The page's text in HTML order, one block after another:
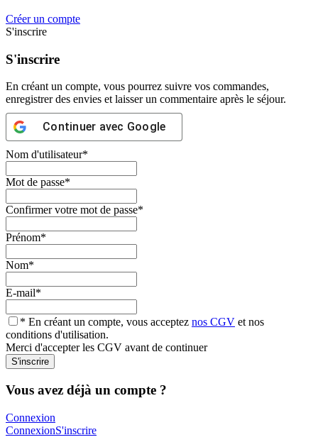
Créer un compte
S'inscrire
S'inscrire
En créant un compte, vous pourrez suivre vos commandes,
enregistrer des envies et laisser un commentaire après le séjour.
Continuer avec Google
Nom d'utilisateur*
Mot de passe*
Confirmer votre mot de passe*
Prénom*
Nom*
E-mail*
* En créant un compte, vous acceptez nos CGV et nos
conditions d'utilisation.
Merci d'accepter les CGV avant de continuer
Vous avez déjà un compte ?
Connexion
ConnexionS'inscrire